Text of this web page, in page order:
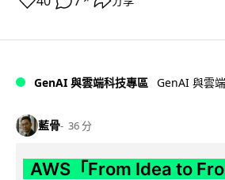
GenAI 與雲端科技專區 GenAI 與雲
藍骨 36 分
AWS「From Idea to